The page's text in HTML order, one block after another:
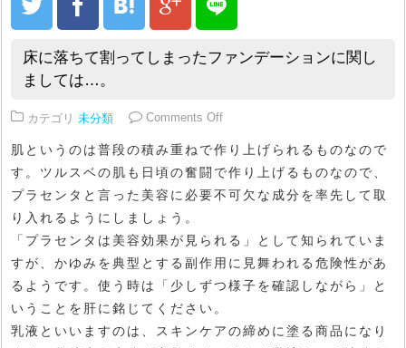
床に落ちて割ってしまったファンデーションに関し
ましては…。
カテゴリ 未分類 Comments Offon 床に落ちて割ってしまったフ
肌というのは普段の積み重ねで作り上げられるものなので
す。ツルスベの肌も日頃の奮闘で作り上げるものなので、
プラセンタと言った美容に必要不可欠な成分を率先して取
り入れるようにしましょう。
「プラセンタは美容効果が見られる」として知られていま
すが、かゆみを典型とする副作用に見舞われる危険性があ
るようです。使う時は「少しずつ様子を確認しながら」と
いうことを肝に銘じてください。
乳液といいますのは、スキンケアの締めに塗る商品になり